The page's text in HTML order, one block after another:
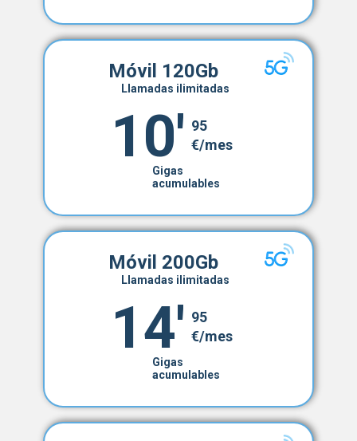
Móvil 120Gb
Llamadas ilimitadas
95
10' €/mes
Gigas
acumulables
Móvil 200Gb
Llamadas ilimitadas
95
14' €/mes
Gigas
acumulables